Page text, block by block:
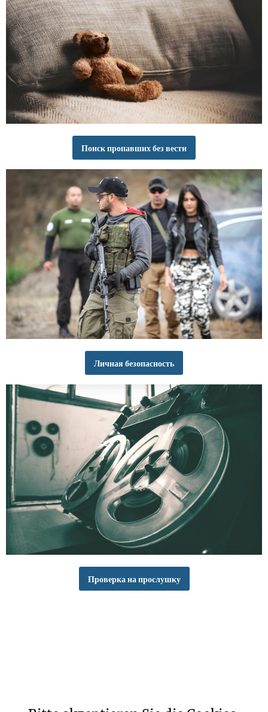
Поиск пропавших без вести
Личная безопасность
Проверка на прослушку